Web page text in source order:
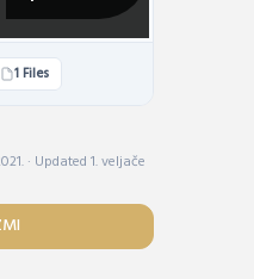
1 Files
· Updated 1. veljače